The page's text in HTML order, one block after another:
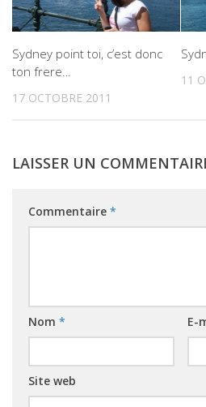
Sydney point toi, c’est donc
ton frere…
17 OCTOBRE 2011
11
LAISSER UN
Commentaire *
Nom * E-
Site web